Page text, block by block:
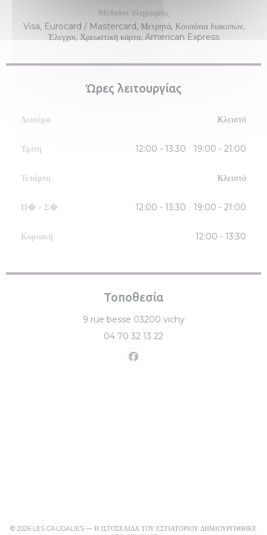
Μέθοδοι πληρωμής
Visa, Eurocard / Mastercard, Μετρητά, Κουπόνια διακοπών,
Έλεγχοι, Χρεωστική κάρτα, American Express
Ώρες λειτουργίας
Δευτέρα Κλειστό
Τρίτη 12:00 - 13:30 • 19:00 - 21:00
Τετάρτη Κλειστό
Π� - Σ� 12:00 - 13:30 • 19:00 - 21:00
Κυριακή 12:00 - 13:30
Τοποθεσία
9 rue besse 03200 vichy((ανοίγει σε νέο
04 70 32 13 22
Facebook ((ανοίγει σε νέο
© 2026 LES CAUDALIES — Η ΙΣΤΟΣΕΛΊΔΑ ΤΟΥ ΕΣΤΙΑΤΟΡΊΟΥ ΔΗΜΙΟΥΡΓΉΘΗΚΕ